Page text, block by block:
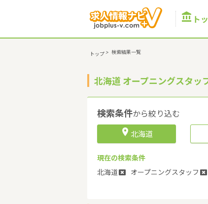
 ト
トップ > 検索結果一覧
北海道 オープニングスタッ
検索条件から絞り込む
 北海道
現在の検索条件
北海道
オープニングスタッフ